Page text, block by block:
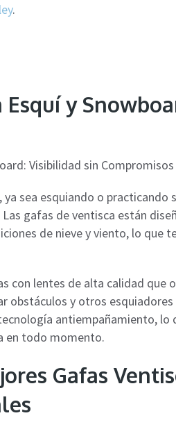
.
Esquí y
sea esquiando o practicando
gafas de ventisca están
de nieve y viento, lo que
con lentes de alta calidad que
obstáculos y otros
antiempañamiento, lo
en todo momento.
Gafas